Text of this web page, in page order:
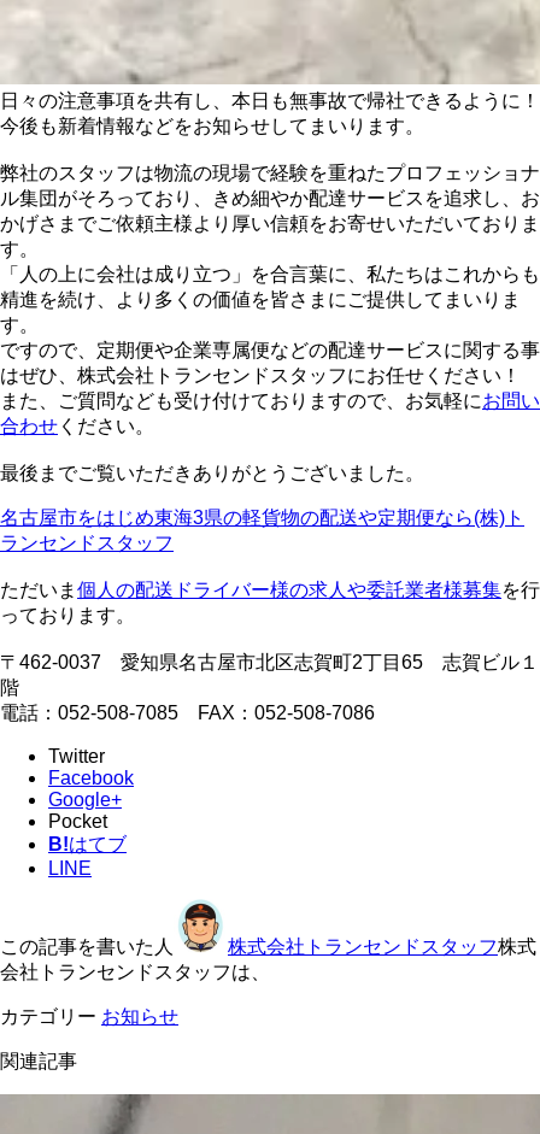
日々の注意事項を共有し、本日も無事故で帰社できるように！
今後も新着情報などをお知らせしてまいります。
弊社のスタッフは物流の現場で経験を重ねたプロフェッショナ
ル集団がそろっており、きめ細やか配達サービスを追求し、お
かげさまでご依頼主様より厚い信頼をお寄せいただいておりま
す。
「人の上に会社は成り立つ」を合言葉に、私たちはこれからも
精進を続け、より多くの価値を皆さまにご提供してまいりま
す。
ですので、定期便や企業専属便などの配達サービスに関する事
はぜひ、株式会社トランセンドスタッフにお任せください！
また、ご質問なども受け付けておりますので、お気軽にお問い
合わせ ください。
最後までご覧いただきありがとうございました。
名古屋市をはじめ東海3県の軽貨物の配送や定期便なら(株)ト
ランセンドスタッフ
ただいま 個人の配送ドライバー様の求人や委託業者様募集を行
っております。
〒462-0037 愛知県名古屋市北区志賀町2丁目65 志賀ビル１
階
電話：052-508-7085 FAX：052-508-7086
Twitter
Facebook
Google+
Pocket
B!はてブ
LINE
この記事を書いた人 株式会社トランセンドスタッフ株式
会社トランセンドスタッフは、
カテゴリー お知らせ
関連記事